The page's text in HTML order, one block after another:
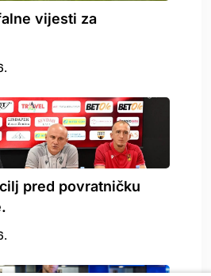
vijesti za
pred povratničku